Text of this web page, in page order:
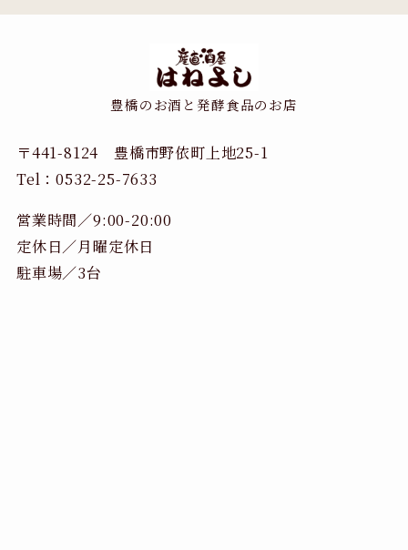
豊橋のお酒と発酵食品のお店
〒441-8124 豊橋市野依町上地25-1
Tel：0532-25-7633
営業時間／9:00-20:00
定休日／月曜定休日
駐車場／3台